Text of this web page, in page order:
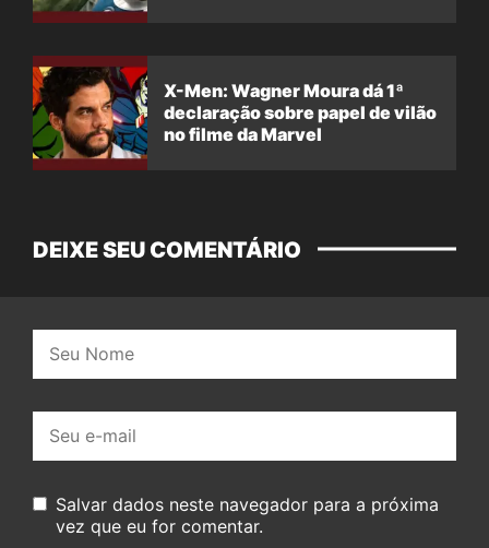
X-Men: Wagner Moura dá 1ª
declaração sobre papel de vilão
no filme da Marvel
DEIXE SEU COMENTÁRIO
mail:
Salvar dados neste navegador para a próxima
vez que eu for comentar.